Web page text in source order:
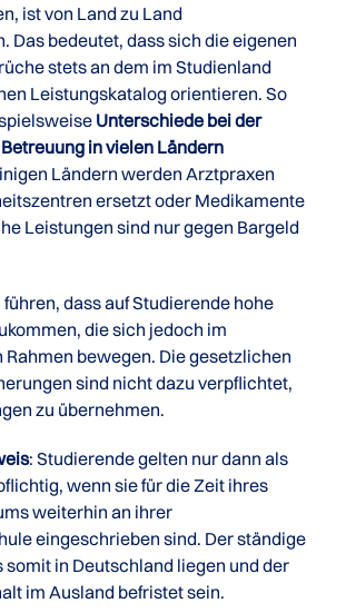
ist von Land zu Land
Das bedeutet, dass sich die eigenen
stets an dem im Studienland
Leistungskatalog orientieren. So
Unterschiede bei der
in vielen Ländern
Ländern werden Arztpraxen
ersetzt oder Medikamente
Leistungen sind nur gegen Bargeld
führen, dass auf Studierende hohe
die sich jedoch im
bewegen. Die gesetzlichen
sind nicht dazu verpflichtet,
zu übernehmen.
: Studierende gelten nur dann als
wenn sie für die Zeit ihres
weiterhin an ihrer
eingeschrieben sind. Der ständige
somit in Deutschland liegen und der
im Ausland befristet sein.